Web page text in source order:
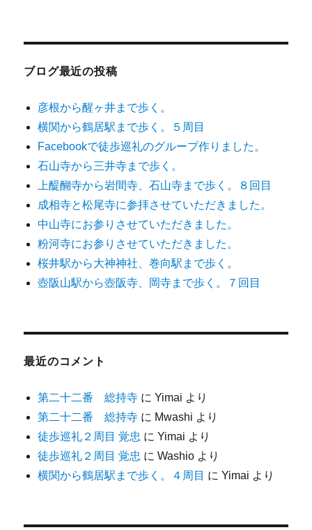
ブログ最近の投稿
彦根から醒ヶ井まで歩く。
横関から鶴居駅まで歩く。５周目
Facebookで徒歩巡礼のグループ作りました。
石山寺から三井寺まで歩く。
上醍醐寺から岩間寺、石山寺まで歩く。８回目
成相寺と松尾寺に参拝させていただきました。
中山寺にお参りさせていただきました。
粉河寺にお参りさせていただきました。
桜井駅から大神神社、巻向駅まで歩く。
壺阪山駅から壺阪寺、岡寺まで歩く。７回目
最近のコメント
第二十二番 総持寺 に Yimai より
第二十二番 総持寺 に Mwashi より
徒歩巡礼２周目 覚忠 に Yimai より
徒歩巡礼２周目 覚忠 にWashio より
横関から鶴居駅まで歩く。４周目 に Yimai より